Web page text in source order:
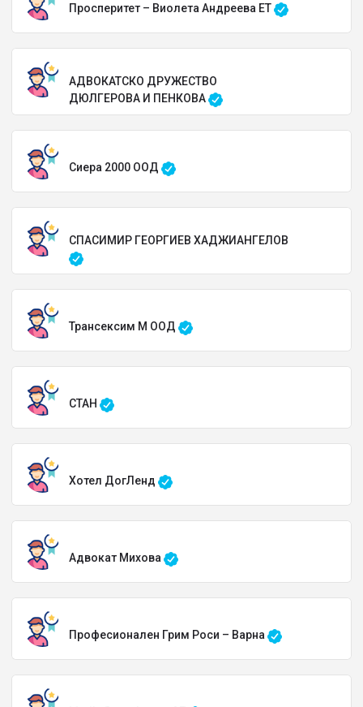
Просперитет – Виолета Андреева ЕТ
АДВОКАТСКО ДРУЖЕСТВО
ДЮЛГЕРОВА И ПЕНКОВА
Сиера 2000 ООД
СПАСИМИР ГЕОРГИЕВ ХАДЖИАНГЕЛОВ
Трансексим М ООД
СТАН
Хотел ДогЛенд
Адвокат Михова
Професионален Грим Роси – Варна